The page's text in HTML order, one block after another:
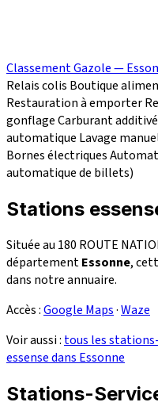
Classement Gazole —
Relais colis Boutique
Restauration à emporter
gonflageCarburant additivé
automatique Lavage
Bornes électriques
automatique de billets)
Stations
Située au 180 ROUTE
départementEssonne,
dans notre annuaire.
Accès :Google Maps·Waze
Voir aussi : tous les
essense dans Essonne
Stations-